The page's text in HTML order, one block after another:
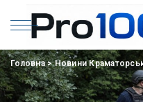
Головна>Новини